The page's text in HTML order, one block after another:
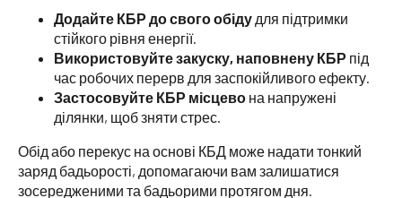
Додайте КБР до свого обіду для підтримки
стійкого рівня енергії.
Використовуйте закуску, наповнену КБР під
час робочих перерв для заспокійливого ефекту.
Застосовуйте КБР місцево на напружені
ділянки, щоб зняти стрес.
Обід або перекус на основі КБД може надати тонкий
заряд бадьорості, допомагаючи вам залишатися
зосередженими та бадьорими протягом дня.